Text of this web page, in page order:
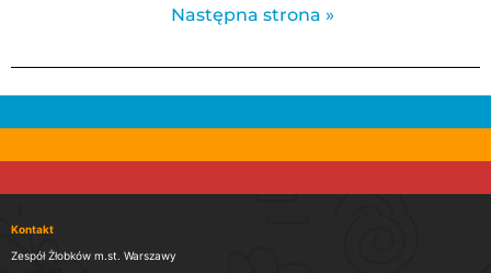
Następna strona »
Kontakt
Zespół Żłobków m.st. Warszawy